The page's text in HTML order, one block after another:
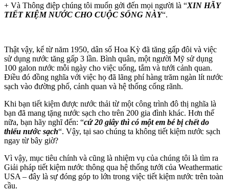
+ Và Thông điệp chúng tôi muốn gởi đến mọi người là “XIN HÃY
TIẾT KIỆM NƯỚC CHO CUỘC SỐNG NÀY“.
Thật vậy, kể từ năm 1950, dân số Hoa Kỳ đã tăng gấp đôi và việc
sử dụng nước tăng gấp 3 lần. Bình quân, một người Mỹ sử dụng
100 galon nước mỗi ngày cho việc uống, tắm và tưới cảnh quan.
Điều đó đồng nghĩa với việc họ đã lãng phí hàng trăm ngàn lít nước
sạch vào đường phố, cảnh quan và hệ thống cống rãnh.
Khi bạn tiết kiệm được nước thải từ một công trình đô thị nghĩa là
bạn đã mang tặng nước sạch cho trên 200 gia đình khác. Hơn thế
nữa, bạn hãy nghĩ đến: “cứ 20 giây thì có một em bé bị chết do
thiếu nước sạch“. Vậy, tại sao chúng ta không tiết kiệm nước sạch
ngay từ bây giờ?
Vì vậy, mục tiêu chính và cũng là nhiệm vụ của chúng tôi là tìm ra
Giải pháp tiết kiệm nước thông qua hệ thống tưới của Weathermatic
USA – đây là sự đóng góp to lớn trong việc tiết kiệm nước trên toàn
cầu.